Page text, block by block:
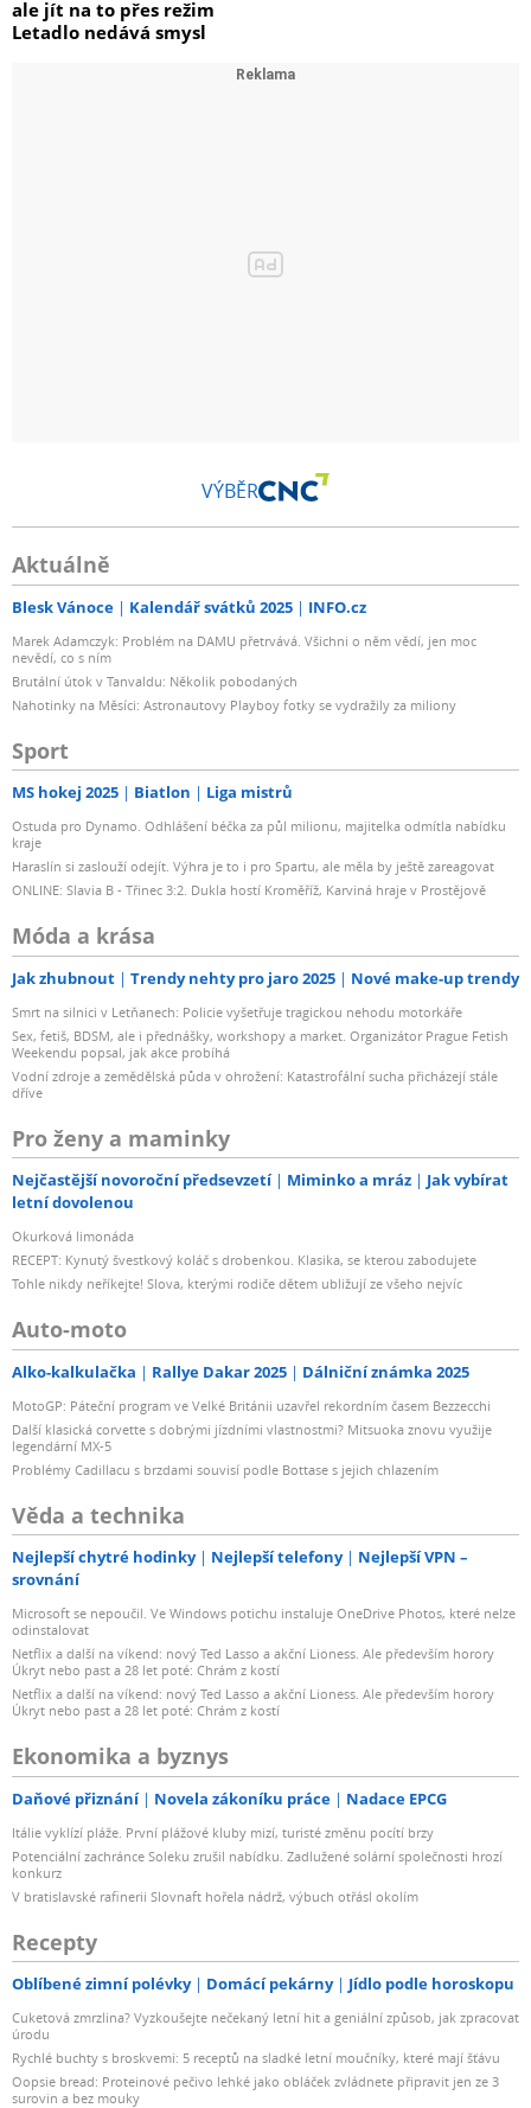
ale jít na to přes režim
Letadlo nedává smysl
VÝBĚR
Aktuálně
Blesk Vánoce Kalendář svátků 2025 INFO.cz
Marek Adamczyk: Problém na DAMU přetrvává. Všichni o něm vědí, jen moc
nevědí, co s ním
Brutální útok v Tanvaldu: Několik pobodaných
Nahotinky na Měsíci: Astronautovy Playboy fotky se vydražily za miliony
Sport
MS hokej 2025 Biatlon Liga mistrů
Ostuda pro Dynamo. Odhlášení béčka za půl milionu, majitelka odmítla nabídku
kraje
Haraslín si zaslouží odejít. Výhra je to i pro Spartu, ale měla by ještě zareagovat
ONLINE: Slavia B - Třinec 3:2. Dukla hostí Kroměříž, Karviná hraje v Prostějově
Móda a krása
Jak zhubnout Trendy nehty pro jaro 2025 Nové make-up trendy
Smrt na silnici v Letňanech: Policie vyšetřuje tragickou nehodu motorkáře
Sex, fetiš, BDSM, ale i přednášky, workshopy a market. Organizátor Prague Fetish
Weekendu popsal, jak akce probíhá
Vodní zdroje a zemědělská půda v ohrožení: Katastrofální sucha přicházejí stále
dříve
Pro ženy a maminky
Nejčastější novoroční předsevzetí Miminko a mráz
Jak vybírat
letní dovolenou
Okurková limonáda
RECEPT: Kynutý švestkový koláč s drobenkou. Klasika, se kterou zabodujete
Tohle nikdy neříkejte! Slova, kterými rodiče dětem ubližují ze všeho nejvíc
Auto-moto
Alko-kalkulačka Rallye Dakar 2025 Dálniční známka 2025
MotoGP: Páteční program ve Velké Británii uzavřel rekordním časem Bezzecchi
Další klasická corvette s dobrými jízdními vlastnostmi? Mitsuoka znovu využije
legendární MX-5
Problémy Cadillacu s brzdami souvisí podle Bottase s jejich chlazením
Věda a technika
Nejlepší chytré hodinky Nejlepší telefony
Nejlepší VPN –
srovnání
Microsoft se nepoučil. Ve Windows potichu instaluje OneDrive Photos, které nelze
odinstalovat
Netflix a další na víkend: nový Ted Lasso a akční Lioness. Ale především horory
Úkryt nebo past a 28 let poté: Chrám z kostí
Netflix a další na víkend: nový Ted Lasso a akční Lioness. Ale především horory
Úkryt nebo past a 28 let poté: Chrám z kostí
Ekonomika a byznys
Daňové přiznání Novela zákoníku práce Nadace EPCG
Itálie vyklízí pláže. První plážové kluby mizí, turisté změnu pocítí brzy
Potenciální zachránce Soleku zrušil nabídku. Zadlužené solární společnosti hrozí
konkurz
V bratislavské rafinerii Slovnaft hořela nádrž, výbuch otřásl okolím
Recepty
Oblíbené zimní polévky Domácí pekárny Jídlo podle horoskopu
Cuketová zmrzlina? Vyzkoušejte nečekaný letní hit a geniální způsob, jak zpracovat
úrodu
Rychlé buchty s broskvemi: 5 receptů na sladké letní moučníky, které mají šťávu
Oopsie bread: Proteinové pečivo lehké jako obláček zvládnete připravit jen ze 3
surovin a bez mouky